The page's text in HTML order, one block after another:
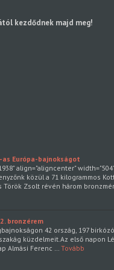
kezdődnek majd meg!
Európa-bajnokságot
align="aligncenter"
közül a 71 kilogrammos
Török Zsolt révén három
bronzérem
42 ország, 197
küzdelmeit.Az első napon
Almási Ferenc … Tovább